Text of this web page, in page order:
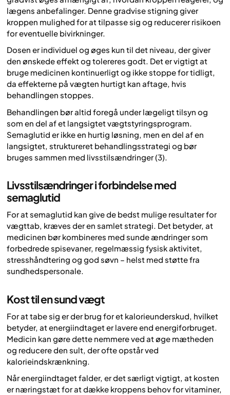
lægens anbefalinger. Denne gradvise stigning giver
kroppen mulighed for at tilpasse sig og reducerer risikoen
for eventuelle bivirkninger.
Dosen er individuel og øges kun til det niveau, der giver
den ønskede effekt og tolereres godt. Det er vigtigt at
bruge medicinen kontinuerligt og ikke stoppe for tidligt,
da effekterne på vægten hurtigt kan aftage, hvis
behandlingen stoppes.
Behandlingen bør altid foregå under lægeligt tilsyn og
som en del af et langsigtet vægtstyringsprogram.
Semaglutid er ikke en hurtig løsning, men en del af en
langsigtet, struktureret behandlingsstrategi og bør
bruges sammen med livsstilsændringer (3).
Livsstilsændringer i forbindelse med
semaglutid
For at semaglutid kan give de bedst mulige resultater for
vægttab, kræves der en samlet strategi. Det betyder, at
medicinen bør kombineres med sunde ændringer som
forbedrede spisevaner, regelmæssig fysisk aktivitet,
stresshåndtering og god søvn – helst med støtte fra
sundhedspersonale.
Kost til en sund vægt
For at tabe sig er der brug for et kalorieunderskud, hvilket
betyder, at energiindtaget er lavere end energiforbruget.
Medicin kan gøre dette nemmere ved at øge mætheden
og reducere den sult, der ofte opstår ved
kalorieindskrænkning.
Når energiindtaget falder, er det særligt vigtigt, at kosten
er næringstæt for at dække kroppens behov for vitaminer,